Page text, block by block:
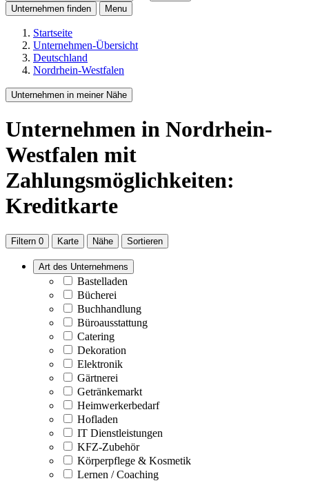
Unternehmen finden
Menu
Startseite
Unternehmen-Übersicht
Deutschland
Nordrhein-Westfalen
Unternehmen in meiner Nähe
Unternehmen in Nordrhein-
Westfalen mit
Zahlungsmöglichkeiten:
Kreditkarte
Filtern 0 Karte Nähe Sortieren
Art des Unternehmens
Bastelladen
Bücherei
Buchhandlung
Büroausstattung
Catering
Dekoration
Elektronik
Gärtnerei
Getränkemarkt
Heimwerkerbedarf
Hofladen
IT Dienstleistungen
KFZ-Zubehör
Körperpflege & Kosmetik
Lernen / Coaching